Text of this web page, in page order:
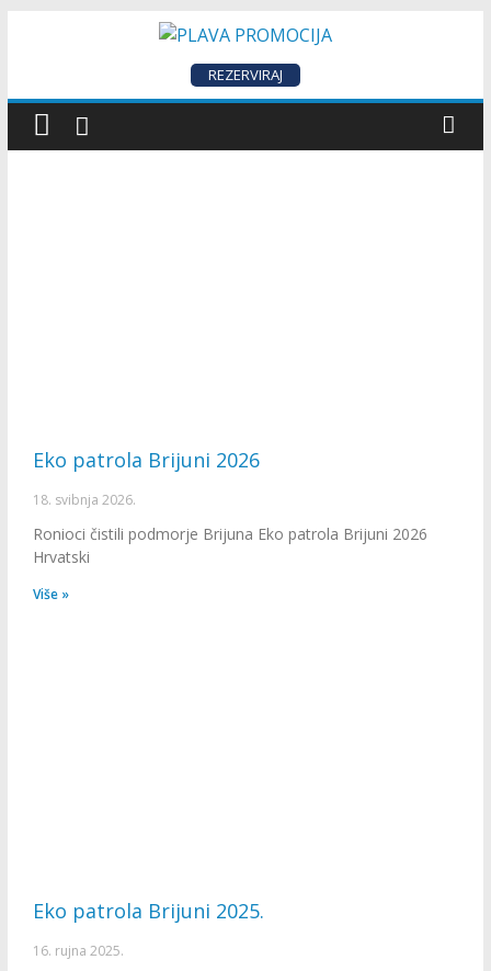
REZERVIRAJ
Eko patrola Brijuni 2026
18. svibnja 2026.
Ronioci čistili podmorje Brijuna Eko patrola Brijuni 2026
Hrvatski
Više »
Eko patrola Brijuni 2025.
16. rujna 2025.